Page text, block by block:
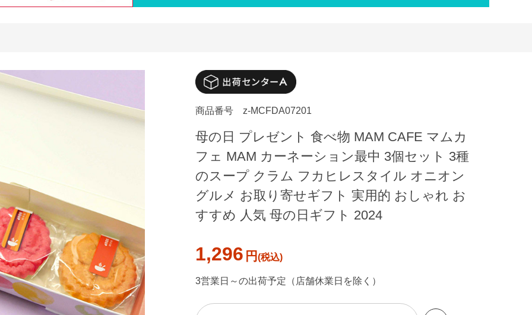
商品番号 z-MCFDA07201
母の日 プレゼント 食べ物 MAM CAFE マムカ
フェ MAM カーネーション最中 3個セット 3種
のスープ クラム フカヒレスタイル オニオン
グルメ お取り寄せギフト 実用的 おしゃれ お
すすめ 人気 母の日ギフト 2024
1,296 円
3営業日～の出荷予定（店舗休業日を除く）